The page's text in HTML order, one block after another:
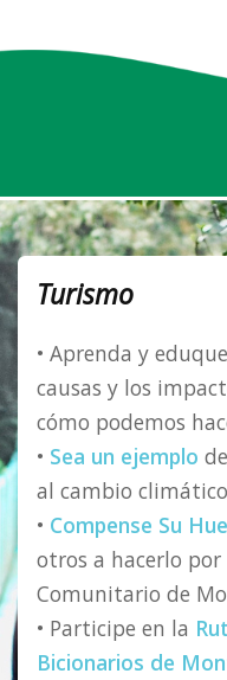
Turismo
• Aprenda y
causas y los
cómo podemos
• Sea un ejemplo
al cambio
• Compense Su
otros a hacerlo
Comunitario de
• Participe en la
Bicionarios de